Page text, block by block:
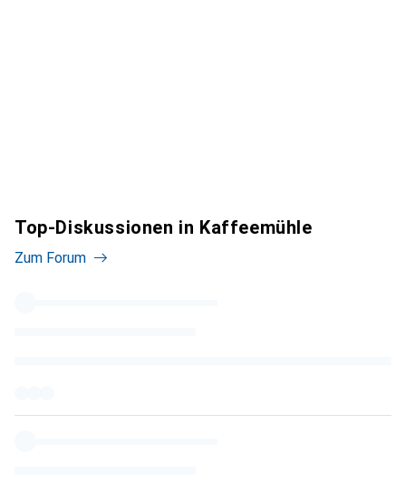
Top-Diskussionen in Kaffeemühle
Zum Forum